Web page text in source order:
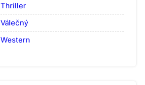
Thriller
Válečný
Western